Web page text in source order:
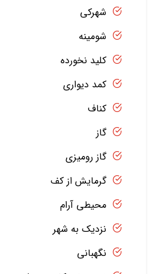
شهرکی
شومینه
کلید نخورده
کمد دیواری
کناف
گاز
گاز رومیزی
گرمایش از کف
محیطی آرام
نزدیک به شهر
نگهبانی